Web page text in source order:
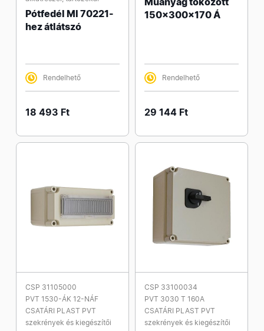
Pótfedél MI 70221-
hez átlátszó
Rendelhető
18 493 Ft
150x300x170 Á
Rendelhető
29 144 Ft
CSP 31105000
PVT 1530-ÁK 12-NÁF
CSATÁRI PLAST PVT
szekrények és kiegészítői
CSP 33100034
PVT 3030 T 160A
CSATÁRI PLAST PVT
szekrények és kiegészítői